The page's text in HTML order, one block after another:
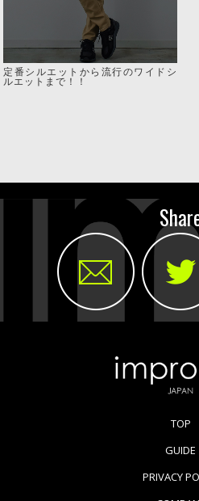
定番シルエットから流行のワイドシ
ルエットまで！！
TOP
GUIDE
PRIVACY